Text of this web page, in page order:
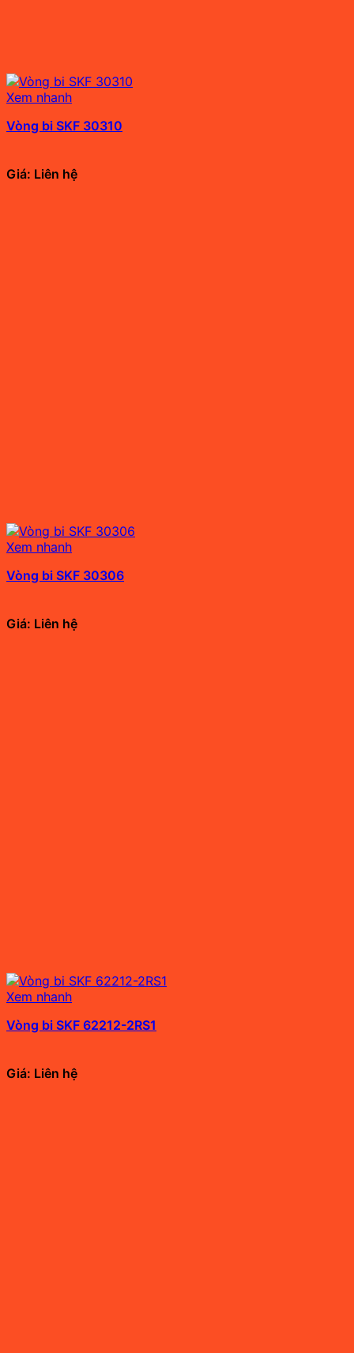
Xem nhanh
Vòng bi SKF 30310
Giá: Liên hệ
Xem nhanh
Vòng bi SKF 30306
Giá: Liên hệ
Xem nhanh
Vòng bi SKF 62212-2RS1
Giá: Liên hệ